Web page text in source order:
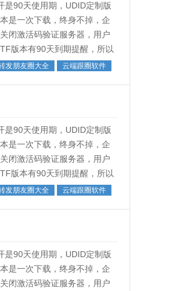
是90天使用期，UDID定制版
是一次下载，终身不掉，企
闭激活码验证服务器，用户
版本有90天到期提醒，所以
发朋友圈大全 云端跟圈软件
是90天使用期，UDID定制版
是一次下载，终身不掉，企
闭激活码验证服务器，用户
版本有90天到期提醒，所以
发朋友圈大全 云端跟圈软件
是90天使用期，UDID定制版
是一次下载，终身不掉，企
闭激活码验证服务器，用户